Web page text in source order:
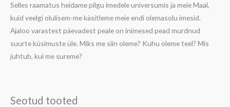
Selles raamatus heidame pilgu imedele universumis ja meie Maal,
kuid veelgi olulisem-me käsitleme meie endi olemasolu imesid.
Ajaloo varastest päevadest peale on inimesed pead murdnud
suurte küsimuste üle. Miks me siin oleme? Kuhu oleme teel? Mis
juhtub, kui me sureme?
Seotud tooted